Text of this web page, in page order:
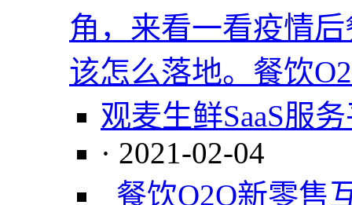
角，来看一看疫情
该怎么落地。餐饮
观麦生鲜SaaS服
· 2021-02-04
餐饮O2O新零售